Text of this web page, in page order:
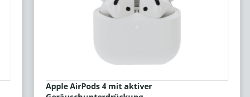
Apple AirPods 4 mit aktiver